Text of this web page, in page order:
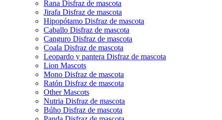
Rana Disfraz de mascota
Jirafa Disfraz de mascota
Hipopótamo Disfraz de mascota
Caballo Disfraz de mascota
Canguro Disfraz de mascota
Coala Disfraz de mascota
Leopardo y pantera Disfraz de mascota
Lion Mascots
Mono Disfraz de mascota
Ratón Disfraz de mascota
Other Mascots
Nutria Disfraz de mascota
Búho Disfraz de mascota